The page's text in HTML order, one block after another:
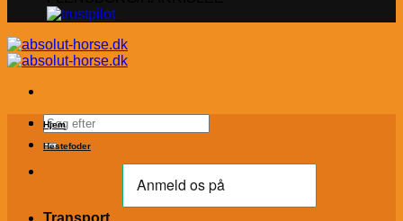
Søg
efter:
Transport
Hjem
Hestefoder